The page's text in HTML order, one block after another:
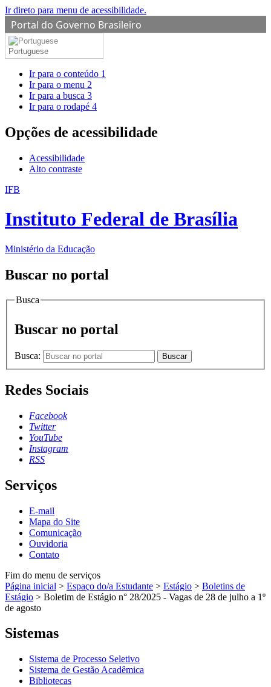
Ir direto para menu de acessibilidade.
Portal do Governo Brasileiro
Portuguese
Ir para o conteúdo 1
Ir para o menu 2
Ir para a busca 3
Ir para o rodapé 4
Opções de acessibilidade
Acessibilidade
Alto contraste
IFB
Instituto Federal de Brasília
Ministério da Educação
Buscar no portal
Busca
Buscar no portal
Busca: Buscar
Redes Sociais
Facebook
Twitter
YouTube
Instagram
RSS
Serviços
E-mail
Mapa do Site
Comunicação
Ouvidoria
Contato
Fim do menu de serviços
Página inicial > Espaço do/a Estudante > Estágio > Boletins de
Estágio > Boletim de Estágio n° 28/2025 - Vagas de 28 de julho a 1º
de agosto
Sistemas
Sistema de Processo Seletivo
Sistema de Gestão Acadêmica
Bibliotecas